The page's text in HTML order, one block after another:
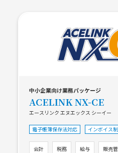
中小企業向け業務パッケージ
ACELINK NX-CE
エースリンク エヌエックス シーイー
電子帳簿保存法対応 インボイス
会計 税務 給与 販売